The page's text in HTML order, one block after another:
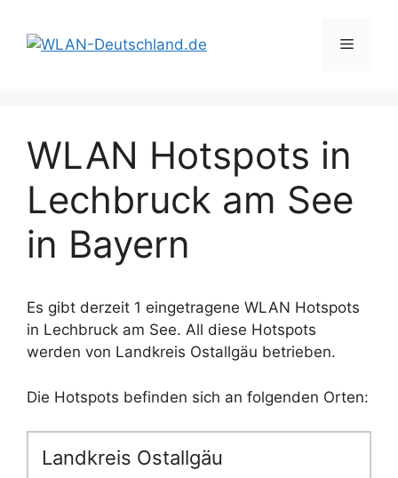
Inhalt
springen
Menü
WLAN Hotspots in
Lechbruck am See
in Bayern
Es gibt derzeit 1 eingetragene WLAN Hotspots
in Lechbruck am See. All diese Hotspots
werden von Landkreis Ostallgäu betrieben.
Die Hotspots befinden sich an folgenden Orten:
Landkreis Ostallgäu